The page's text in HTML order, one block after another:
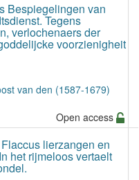
Bespiegelingen van
Tegens
verlochenaers der
voorzienigheit
van den (1587-1679)
Open access
lierzangen en
het rijmeloos vertaelt